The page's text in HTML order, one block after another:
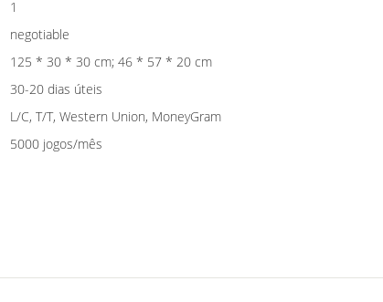
1
negotiable
125 * 30 * 30 cm; 46 * 57 * 20 cm
30-20 dias úteis
L/C, T/T, Western Union, MoneyGram
5000 jogos/mês